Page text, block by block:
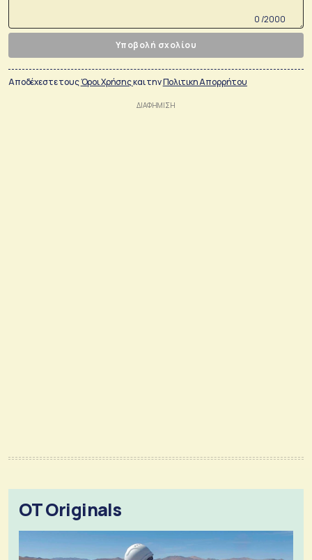
0 /2000
Υποβολή σχολίου
Αποδέχεστε τουςΌροι Χρήσηςκαι τηνΠολιτικη Απορρήτου
OT Originals